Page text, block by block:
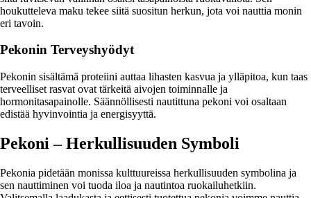
houkutteleva maku tekee siitä suositun herkun, jota voi nauttia monin
eri tavoin.
Pekonin Terveyshyödyt
Pekonin sisältämä proteiini auttaa lihasten kasvua ja ylläpitoa, kun taas
terveelliset rasvat ovat tärkeitä aivojen toiminnalle ja
hormonitasapainolle. Säännöllisesti nautittuna pekoni voi osaltaan
edistää hyvinvointia ja energisyyttä.
Pekoni – Herkullisuuden Symboli
Pekonia pidetään monissa kulttuureissa herkullisuuden symbolina ja
sen nauttiminen voi tuoda iloa ja nautintoa ruokailuhetkiin.